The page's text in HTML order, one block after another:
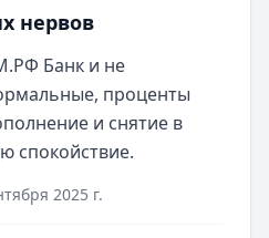
нервов
Банк и не
проценты
и снятие в
спокойствие.
2025 г.